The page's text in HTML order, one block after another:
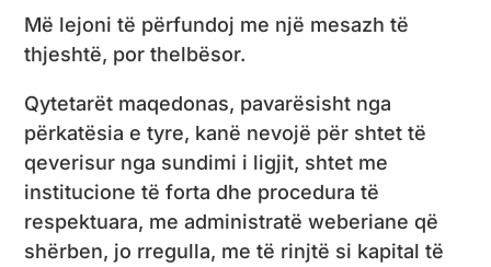
Më lejoni të përfundoj me një mesazh të
thjeshtë, por thelbësor.
Qytetarët maqedonas, pavarësisht nga
përkatësia e tyre, kanë nevojë për shtet të
qeverisur nga sundimi i ligjit, shtet me
institucione të forta dhe procedura të
respektuara, me administratë weberiane që
shërben, jo rregulla, me të rinjtë si kapital të